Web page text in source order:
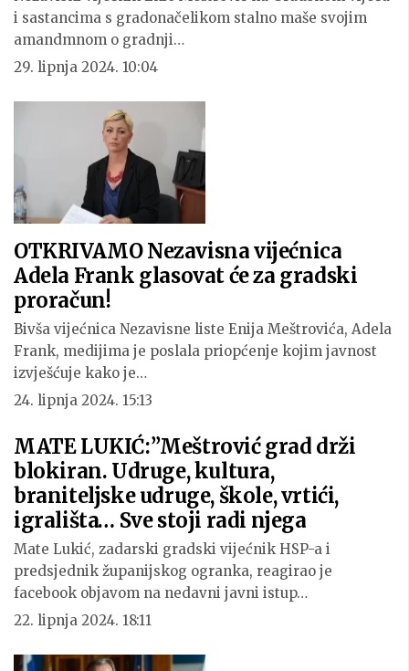
i sastancima s gradonačelikom stalno maše svojim
amandmnom o gradnji…
29. lipnja 2024. 10:04
OTKRIVAMO Nezavisna vijećnica
Adela Frank glasovat će za gradski
proračun!
Bivša vijećnica Nezavisne liste Enija Meštrovića, Adela
Frank, medijima je poslala priopćenje kojim javnost
izvješćuje kako je…
24. lipnja 2024. 15:13
MATE LUKIĆ:”Meštrović grad drži
blokiran. Udruge, kultura,
braniteljske udruge, škole, vrtići,
igrališta… Sve stoji radi njega
Mate Lukić, zadarski gradski vijećnik HSP-a i
predsjednik županijskog ogranka, reagirao je
facebook objavom na nedavni javni istup…
22. lipnja 2024. 18:11